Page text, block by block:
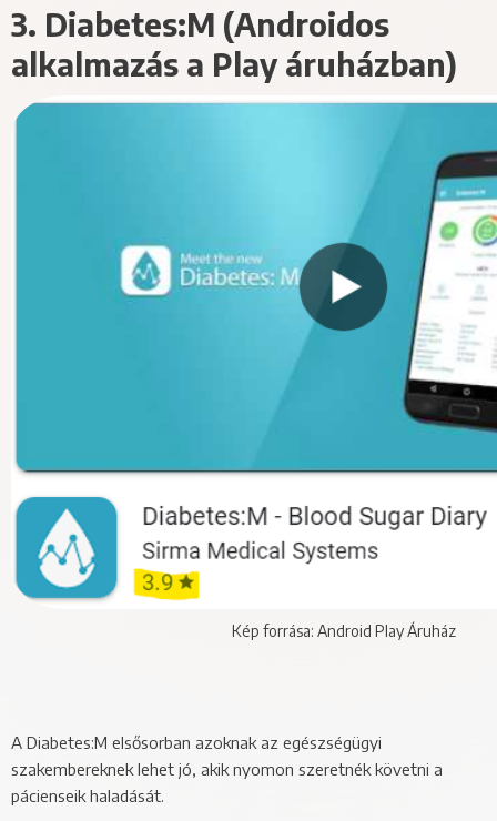
3. Diabetes:M (Androidos
alkalmazás a Play áruházban)
Kép forrása: Android Play Áruház
A Diabetes:M elsősorban azoknak az egészségügyi
szakembereknek lehet jó, akik nyomon szeretnék követni a
pácienseik haladását.